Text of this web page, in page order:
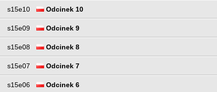
s15e10 Odcinek 10
s15e09 Odcinek 9
s15e08 Odcinek 8
s15e07 Odcinek 7
s15e06 Odcinek 6